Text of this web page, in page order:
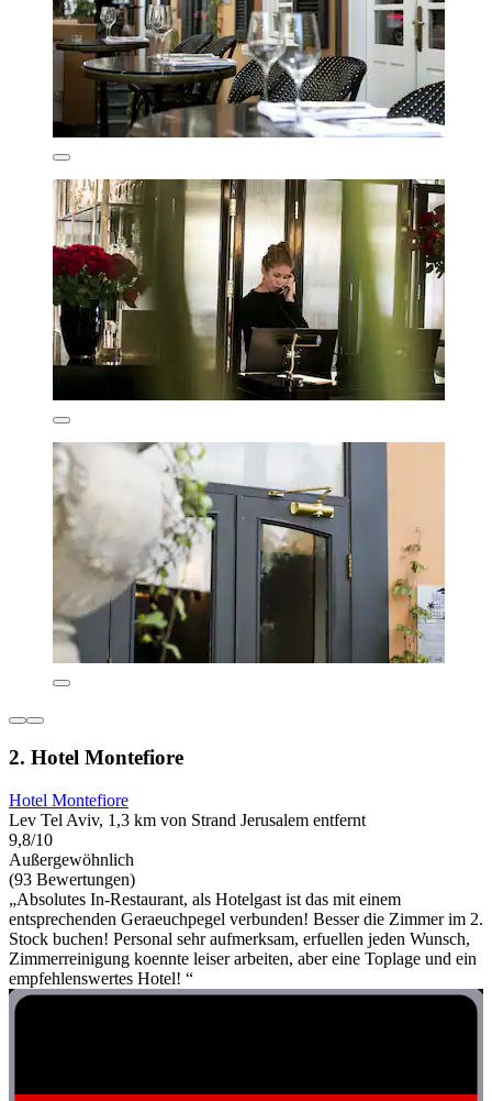
2. Hotel Montefiore
Hotel Montefiore
Lev Tel Aviv, 1,3 km von Strand Jerusalem entfernt
9,8/10
Außergewöhnlich
(93 Bewertungen)
„Absolutes In-Restaurant, als Hotelgast ist das mit einem
entsprechenden Geraeuchpegel verbunden! Besser die Zimmer im 2.
Stock buchen! Personal sehr aufmerksam, erfuellen jeden Wunsch,
Zimmerreinigung koennte leiser arbeiten, aber eine Toplage und ein
empfehlenswertes Hotel! “